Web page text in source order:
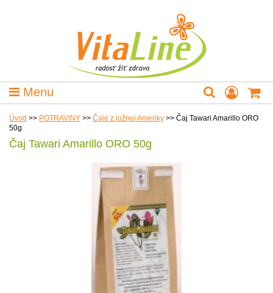
Menu
Úvod >> POTRAVINY >> Čaje z južnej Ameriky >> Čaj Tawari Amarillo ORO
50g
Čaj Tawari Amarillo ORO 50g